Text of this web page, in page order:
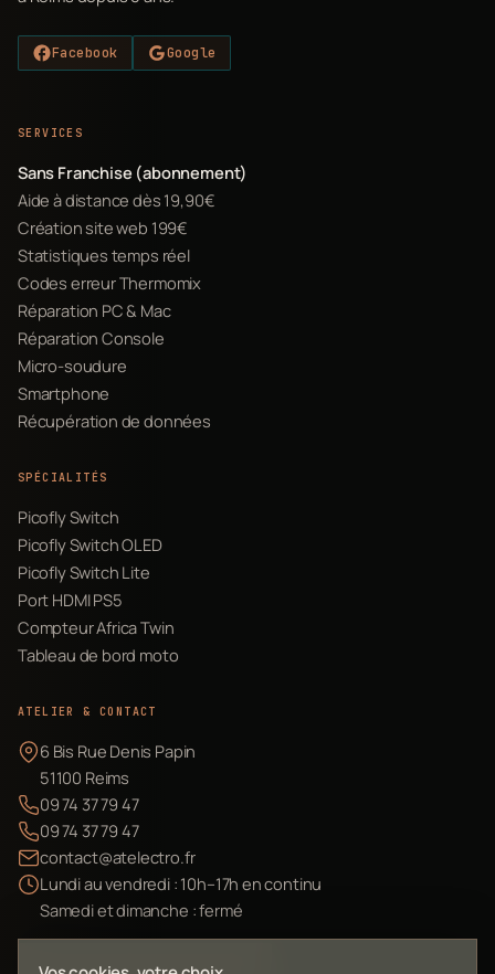
Facebook Google
SERVICES
Sans Franchise (abonnement)
Aide à distance dès 19,90€
Création site web 199€
Statistiques temps réel
Codes erreur Thermomix
Réparation PC & Mac
Réparation Console
Micro-soudure
Smartphone
Récupération de données
SPÉCIALITÉS
Picofly Switch
Picofly Switch OLED
Picofly Switch Lite
Port HDMI PS5
Compteur Africa Twin
Tableau de bord moto
ATELIER & CONTACT
6 Bis Rue Denis Papin
51100 Reims
09 74 37 79 47
09 74 37 79 47
contact@atelectro.fr
Lundi au vendredi : 10h–17h en continu
Samedi et dimanche : fermé